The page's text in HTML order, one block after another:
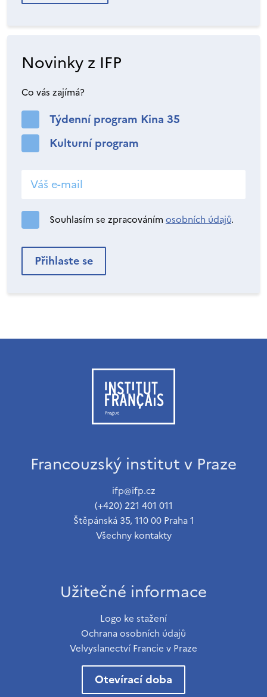
Novinky z IFP
Co vás zajímá?
Týdenní program Kina 35
Kulturní program
Souhlasím se zpracováním osobních údajů.
Francouzský institut v Praze
ifp@ifp.cz
(+420) 221 401 011
Štěpánská 35, 110 00 Praha 1
Všechny kontakty
Užitečné informace
Logo ke stažení
Ochrana osobních údajů
Velvyslanectví Francie v Praze
Otevírací doba